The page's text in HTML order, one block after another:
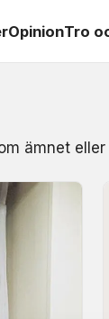
OpinionTro
ämnet